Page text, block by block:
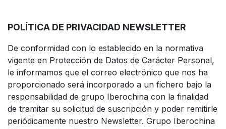
POLÍTICA DE PRIVACIDAD NEWSLETTER
De conformidad con lo establecido en la normativa
vigente en Protección de Datos de Carácter Personal,
le informamos que el correo electrónico que nos ha
proporcionado será incorporado a un fichero bajo la
responsabilidad de grupo Iberochina con la finalidad
de tramitar su solicitud de suscripción y poder remitirle
periódicamente nuestro Newsletter. Grupo Iberochina